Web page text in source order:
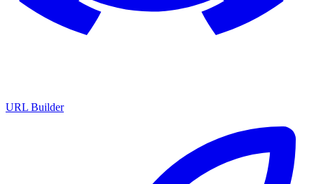
URL Builder